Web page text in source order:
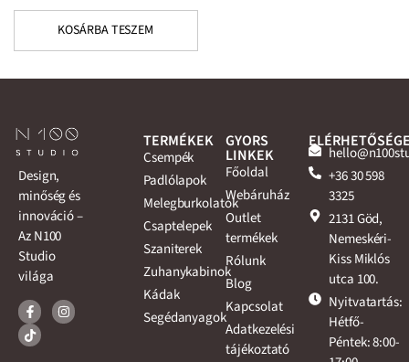
KOSÁRBA TESZEM
Design,
minőség és
innováció –
Az N100
Studio
világa
TERMÉKEK
Csempék
Padlólapok
Melegburkolatok
Csaptelepek
Szaniterek
Zuhanykabinok
Kádak
Segédanyagok
GYORS
LINKEK
Főoldal
Webáruház
Outlet
termékek
Rólunk
Blog
Kapcsolat
Adatkezelési
tájékoztató
+36 30 598
3325
2131 Göd,
Nemeskéri-
Kiss Miklós
utca 100.
Nyitvatartás:
Hétfő-
Péntek: 8:00-